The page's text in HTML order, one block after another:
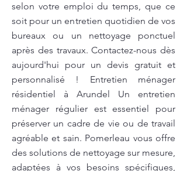
selon votre emploi du temps, que ce
soit pour un entretien quotidien de vos
bureaux ou un nettoyage ponctuel
après des travaux. Contactez-nous dès
aujourd'hui pour un devis gratuit et
personnalisé ! Entretien ménager
résidentiel à Arundel Un entretien
ménager régulier est essentiel pour
préserver un cadre de vie ou de travail
agréable et sain. Pomerleau vous offre
des solutions de nettoyage sur mesure,
adaptées à vos besoins spécifiques,